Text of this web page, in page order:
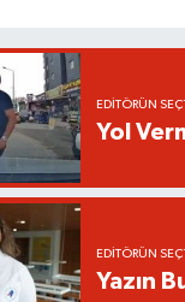
EDITÖRÜN
Yol
EDITÖRÜN
Yazın